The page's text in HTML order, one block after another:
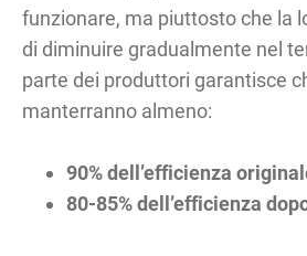
funzionare, ma piuttosto che la
di diminuire gradualmente nel
parte dei produttori garantisce
manterranno almeno:
90% dell’efficienza
80-85% dell’efficienza